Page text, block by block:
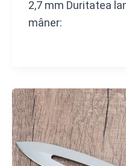
2,7 mm Duritatea
mâner: